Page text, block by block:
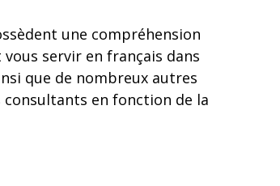
une compréhension
servir en français dans
que de nombreux autres
en fonction de la